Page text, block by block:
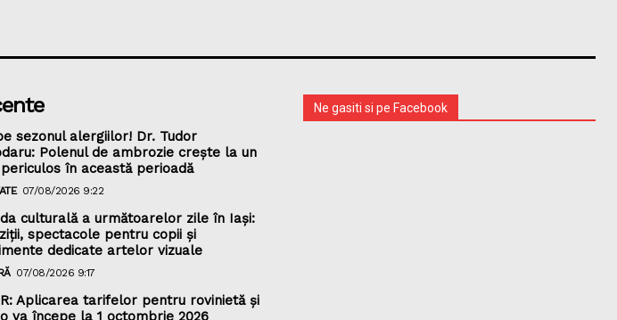
sezonul alergiilor! Dr. Tudor
Polenul de ambrozie crește la un
în această perioadă
07/08/2026 9:22
culturală a următoarelor zile în Iași:
spectacole pentru copii și
dedicate artelor vizuale
07/08/2026 9:17
Aplicarea tarifelor pentru rovinietă și
va începe la 1 octombrie 2026
Ne gasiti si pe Facebook